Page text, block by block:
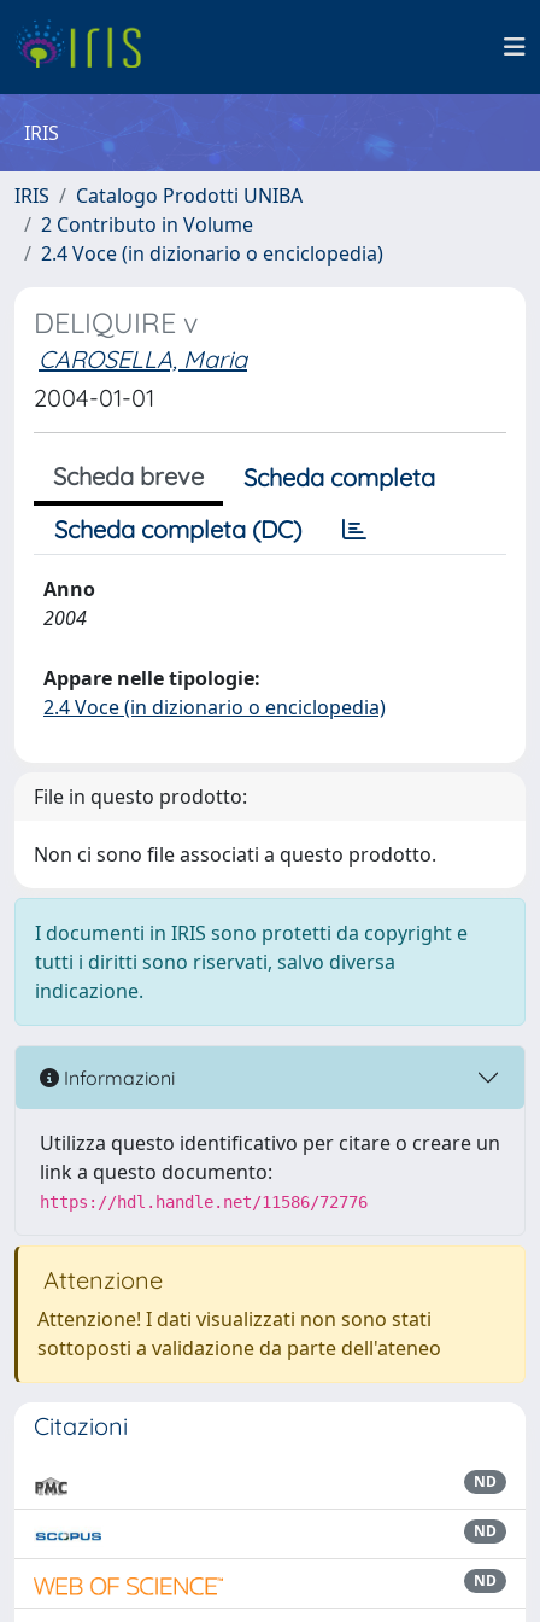
IRIS
IRIS
Catalogo Prodotti UNIBA
2 Contributo in Volume
2.4 Voce (in dizionario o enciclopedia)
DELIQUIRE v
CAROSELLA, Maria
2004-01-01
Scheda breve
Scheda completa
Scheda completa (DC)
Anno
2004
Appare nelle tipologie:
2.4 Voce (in dizionario o enciclopedia)
File in questo prodotto:
Non ci sono file associati a questo prodotto.
I documenti in IRIS sono protetti da copyright e
tutti i diritti sono riservati, salvo diversa
indicazione.
Informazioni
Utilizza questo identificativo per citare o creare un
link a questo documento:
https://hdl.handle.net/11586/72776
Attenzione
Attenzione! I dati visualizzati non sono stati
sottoposti a validazione da parte dell'ateneo
Citazioni
ND
ND
ND